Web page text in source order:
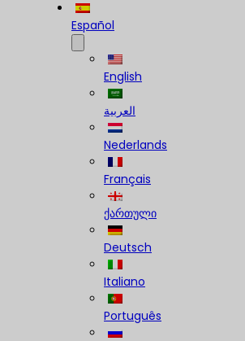
Español
English
العربية
Nederlands
Français
ქართული
Deutsch
Italiano
Português